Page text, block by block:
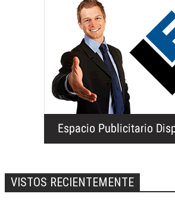
VISTOS RECIENTEMENTE